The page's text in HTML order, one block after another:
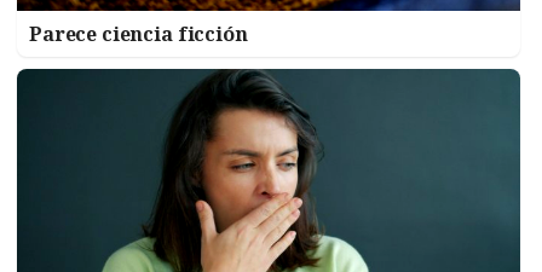
Parece ciencia ficción